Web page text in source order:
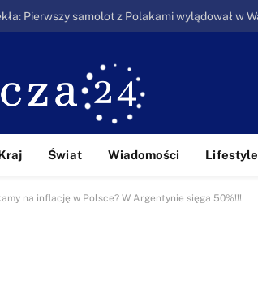
Świat Wiadomości Lifestyle
na inflację w Polsce? W Argentynie sięga 50%!!!